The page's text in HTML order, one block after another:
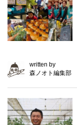
written by
森ノオト編集部